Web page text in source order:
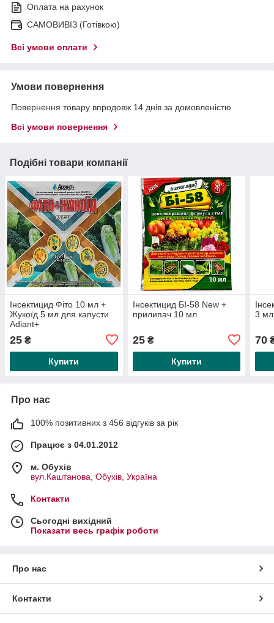
Оплата на рахунок
САМОВИВІЗ (Готівкою)
Всі умови оплати
Умови повернення
Повернення товару впродовж 14 днів за домовленістю
Всі умови повернення
Подібні товари компанії
Інсектицид Фіто 10 мл +
Жукоїд 5 мл для капусти
Adiant+
25 ₴
Купити
Інсектицид БІ-58 New +
прилипач 10 мл
25₴
Купити
3 мл
70
Про нас
100% позитивних з 456 відгуків за рік
Працює з 04.01.2012
м. Обухів
вул.Каштанова, Обухів, Україна
Контакти
Сьогодні вихідний
Показати весь графік роботи
Про нас
Контакти